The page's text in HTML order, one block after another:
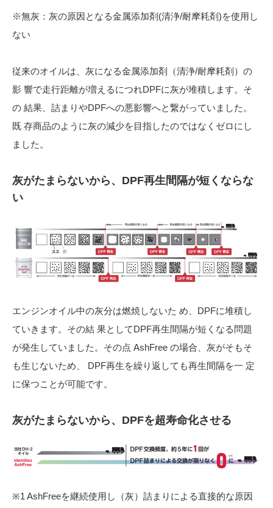
※無灰：灰の原因となる金属添加剤(清浄/耐摩耗剤)を使用し
ない
従来のオイルは、灰になる金属添加剤（清浄/耐摩耗剤）の
影 響で走行距離が増えるにつれDPFに灰が堆積します。そ
の 結果、詰まりやDPFへの悪影響へと繋がっていました。
既 存商品のように灰の減少を目指したのではなくゼロにし
ました。
灰がたまらないから、DPF再生間隔が短くならな
い
エンジンオイル中の灰分は燃焼しないた め、DPFに堆積し
ていきます。その結 果としてDPF再生間隔が短くなる問題
が発生していました。その点 AshFree の場合、灰がそもそ
も生じないため、 DPF再生を繰り返しても再生間隔を一 定
に保つことが可能です。
灰がたまらないから、DPFを超寿命化させる
※1 AshFreeを継続使用し（灰）詰まりによる直接的な原因